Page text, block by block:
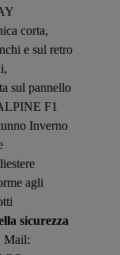
corta,
e sul retro
sul pannello
F1
Inverno
agli
sicurezza
Mail: